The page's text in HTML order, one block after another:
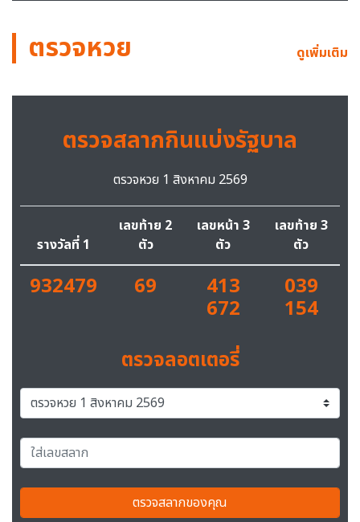
ตรวจหวย ดูเพิ่มเติม
ตรวจสลากกินแบ่งรัฐบาล
ตรวจหวย 1 สิงหาคม 2569
รางวัลที่ 1
เลขท้าย 2
ตัว
เลขหน้า 3
ตัว
เลขท้าย 3
ตัว
932479 69 413
672
039
154
ตรวจลอตเตอรี่
ตรวจสลากของคุณ